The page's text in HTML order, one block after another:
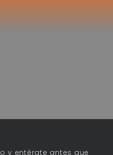
y entérate antes que